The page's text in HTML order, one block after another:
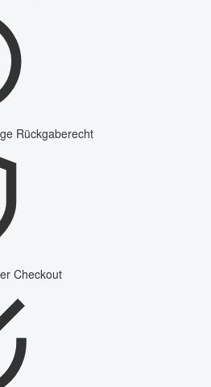
Rückgaberecht
Checkout